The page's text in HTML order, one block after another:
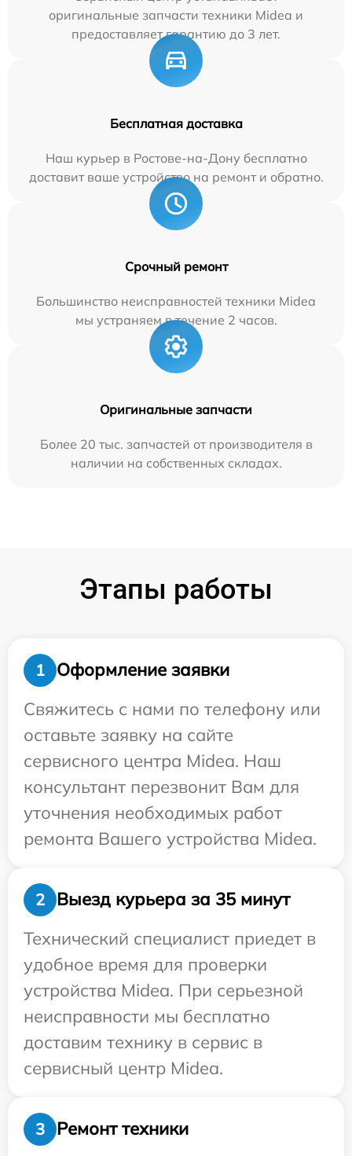
оригинальные запчасти техники Midea и
предоставляет гарантию до 3 лет.
Бесплатная доставка
Наш курьер в Ростове-на-Дону бесплатно
доставит ваше устройство на ремонт и обратно.
Срочный ремонт
Большинство неисправностей техники Midea
мы устраняем в течение 2 часов.
Оригинальные запчасти
Более 20 тыс. запчастей от производителя в
наличии на собственных складах.
Этапы работы
1
Оформление заявки
Свяжитесь с нами по телефону или
оставьте заявку на сайте
сервисного центра Midea. Наш
консультант перезвонит Вам для
уточнения необходимых работ
ремонта Вашего устройства Midea.
2
Выезд курьера за 35 минут
Технический специалист приедет в
удобное время для проверки
устройства Midea. При серьезной
неисправности мы бесплатно
доставим технику в сервис в
сервисный центр Midea.
3 Ремонт техники